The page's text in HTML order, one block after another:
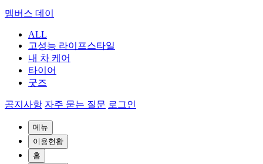
멤버스 데이
ALL
고성능 라이프스타일
내 차 케어
타이어
굿즈
공지사항 자주 묻는 질문 로그인
메뉴
이용현황
홈